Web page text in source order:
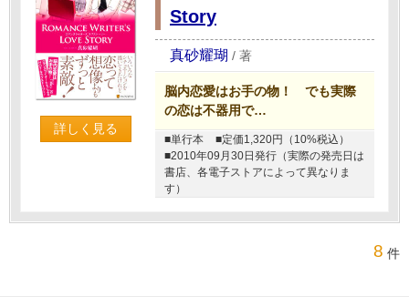
詳しく見る
Story
真砂耀瑚 / 著
脳内恋愛はお手の物！ でも実際
の恋は不器用で…
■単行本
■定価1,320円（10%税込）
■2010年09月30日発行（実際の発売日は
書店、各電子ストアによって異なりま
す）
8 件